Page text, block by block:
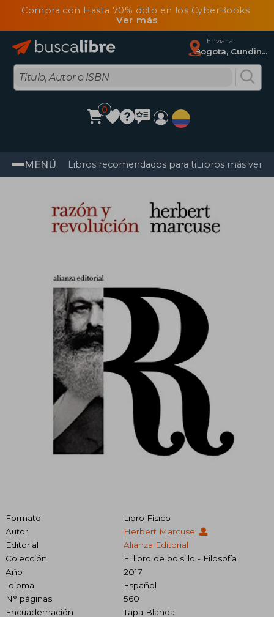
Compra con Hasta 70% dcto en los CyberBooks
Ver más
Enviar a
Bogota, Cundinamarca
0
MENÚ Libros recomendados para tiLibros más
Formato
Libro Físico
Autor
Herbert Marcuse
Editorial
Alianza Editorial
Colección
El libro de bolsillo - Filosofía
Año
2017
Idioma
Español
N° páginas
560
Encuadernación
Tapa Blanda